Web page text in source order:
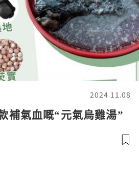
2024.11.08
補氣血嘅“元氣烏雞湯”